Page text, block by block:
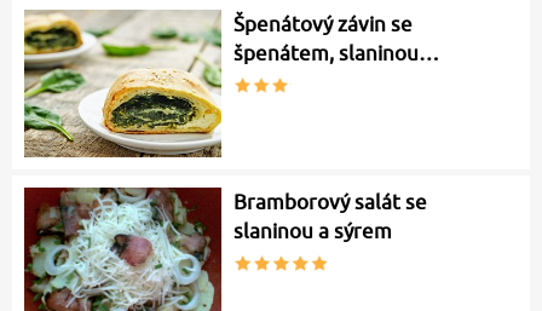
Špenátový závin se
špenátem, slaninou…
Bramborový salát se
slaninou a sýrem